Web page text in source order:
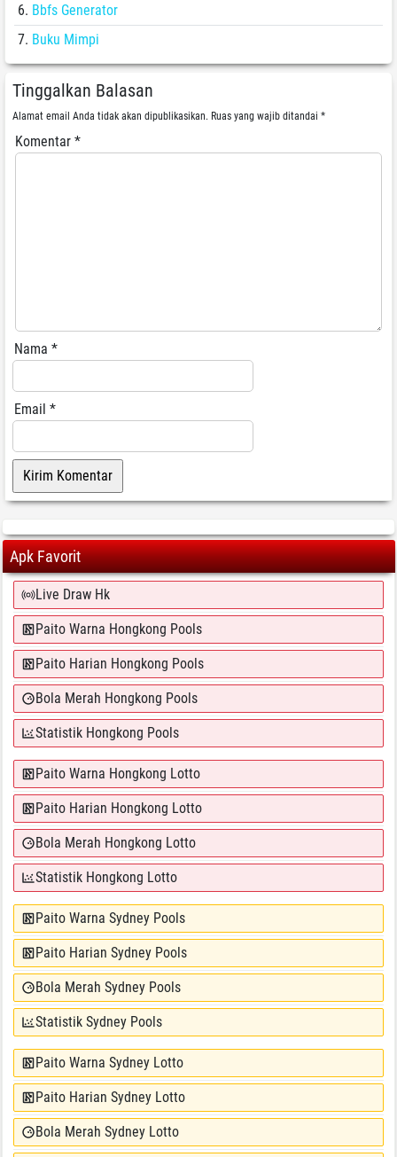
Bbfs Generator
Buku Mimpi
Tinggalkan Balasan
Alamat email Anda tidak akan dipublikasikan. Ruas yang wajib ditandai *
Komentar *
Nama *
Email *
Apk Favorit
Live Draw Hk
Paito Warna Hongkong Pools
Paito Harian Hongkong Pools
Bola Merah Hongkong Pools
Statistik Hongkong Pools
Paito Warna Hongkong Lotto
Paito Harian Hongkong Lotto
Bola Merah Hongkong Lotto
Statistik Hongkong Lotto
Paito Warna Sydney Pools
Paito Harian Sydney Pools
Bola Merah Sydney Pools
Statistik Sydney Pools
Paito Warna Sydney Lotto
Paito Harian Sydney Lotto
Bola Merah Sydney Lotto